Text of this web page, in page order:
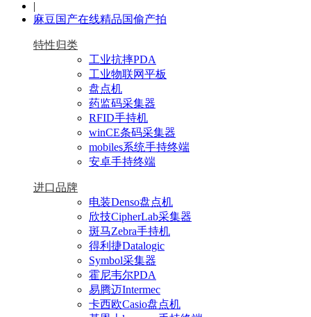
|
麻豆国产在线精品国偷产拍
特性归类
工业抗摔PDA
工业物联网平板
盘点机
药监码采集器
RFID手持机
winCE条码采集器
mobiles系统手持终端
安卓手持终端
进口品牌
电装Denso盘点机
欣技CipherLab采集器
斑马Zebra手持机
得利捷Datalogic
Symbol采集器
霍尼韦尔PDA
易腾迈Intermec
卡西欧Casio盘点机